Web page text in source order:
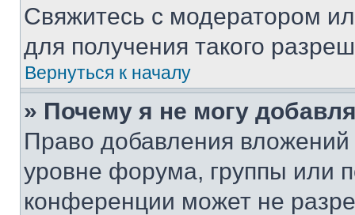
Свяжитесь с модератором
для получения такого
Вернуться к началу
» Почему я не могу
Право добавления
уровне форума, группы или
конференции может не